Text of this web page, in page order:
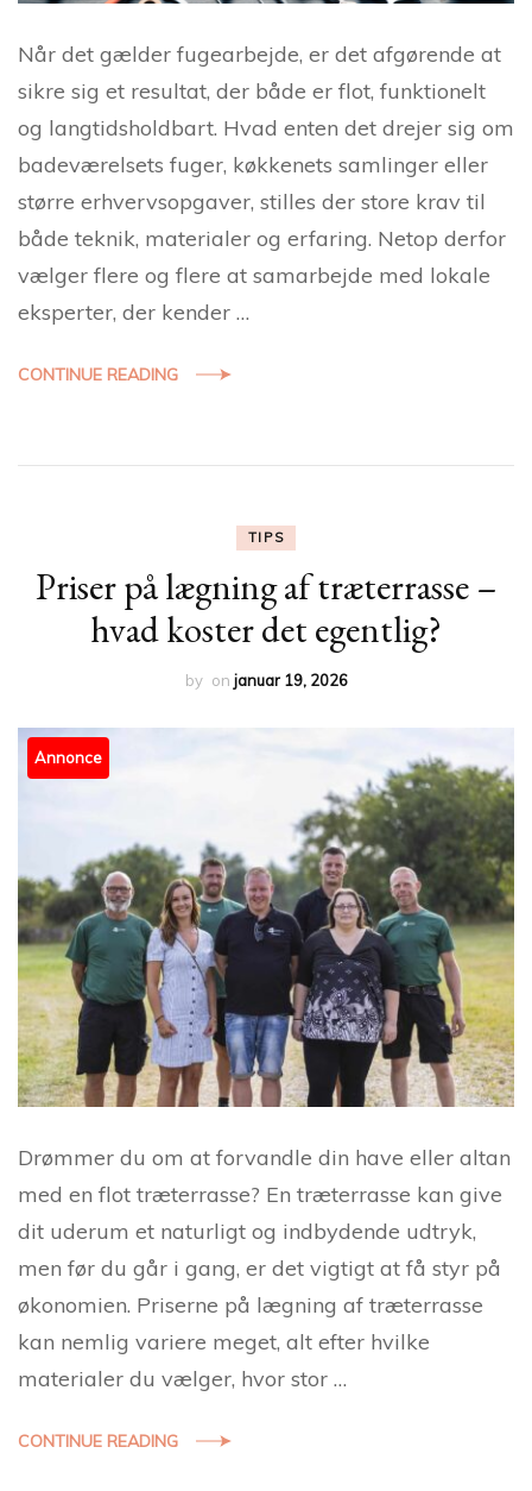
Når det gælder fugearbejde, er det afgørende at
sikre sig et resultat, der både er flot, funktionelt
og langtidsholdbart. Hvad enten det drejer sig om
badeværelsets fuger, køkkenets samlinger eller
større erhvervsopgaver, stilles der store krav til
både teknik, materialer og erfaring. Netop derfor
vælger flere og flere at samarbejde med lokale
eksperter, der kender …
CONTINUE READING
TIPS
Priser på lægning af træterrasse –
hvad koster det egentlig?
by on januar 19, 2026
Annonce
Drømmer du om at forvandle din have eller altan
med en flot træterrasse? En træterrasse kan give
dit uderum et naturligt og indbydende udtryk,
men før du går i gang, er det vigtigt at få styr på
økonomien. Priserne på lægning af træterrasse
kan nemlig variere meget, alt efter hvilke
materialer du vælger, hvor stor …
CONTINUE READING